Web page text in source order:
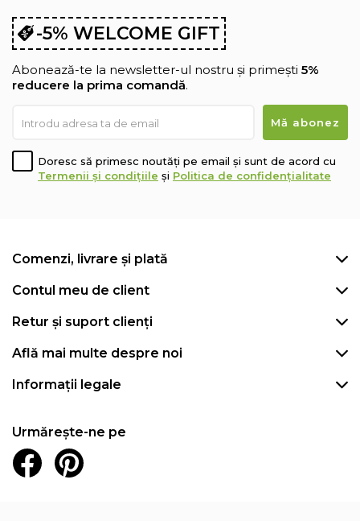
-5% WELCOME GIFT
Abonează-te la newsletter-ul nostru și primești 5%
reducere la prima comandă.
Doresc să primesc noutăți pe email și sunt de acord cu
Termenii și condițiile și Politica de confidențialitate
Comenzi, livrare și plată
Contul meu de client
Retur și suport clienți
Află mai multe despre noi
Informații legale
Urmărește-ne pe